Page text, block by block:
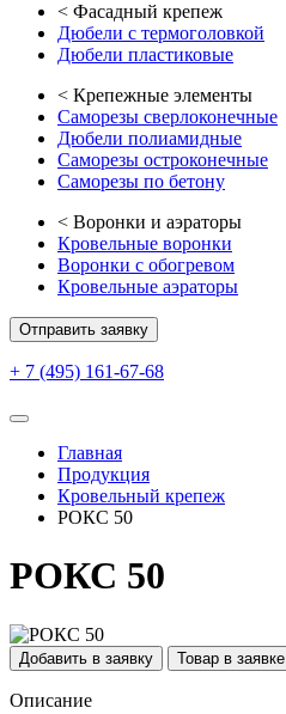
< Фасадный крепеж
Дюбели с термоголовкой
Дюбели пластиковые
< Крепежные элементы
Саморезы сверлоконечные
Дюбели полиамидные
Саморезы остроконечные
Саморезы по бетону
< Воронки и аэраторы
Кровельные воронки
Воронки с обогревом
Кровельные аэраторы
Отправить заявку
+ 7 (495) 161-67-68
Главная
Продукция
Кровельный крепеж
РОКС 50
РОКС 50
Добавить в заявку Товар в заявке
Описание